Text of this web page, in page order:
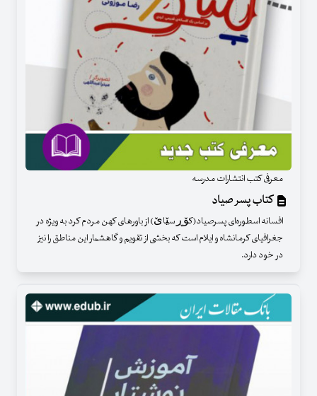
معرفی کتب انتشارات مدرسه
کتاب پسر صیاد
افسانه اسطوره‌ای پسرصیاد(کۆڕ سێاێ) از باورهای کهن مردم کرد به ویژه در
جغرافیای کرمانشاه و ایلام است که بخشی از تقویم و گاهشمار این مناطق را نیز
در خود دارد.